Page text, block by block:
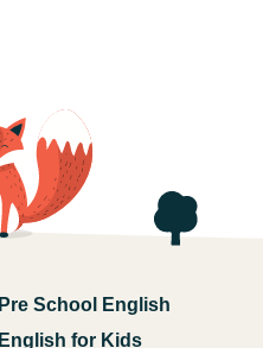
Pre School English
English for Kids